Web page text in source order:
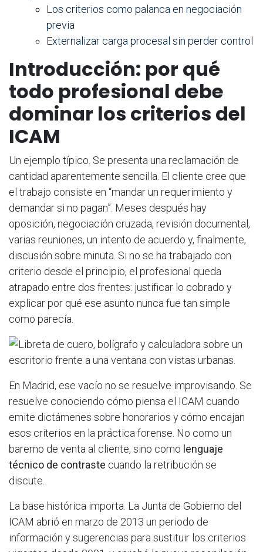
Los criterios como palanca en negociación
previa
Externalizar carga procesal sin perder control
Introducción: por qué
todo profesional debe
dominar los criterios del
ICAM
Un ejemplo típico. Se presenta una reclamación de
cantidad aparentemente sencilla. El cliente cree que
el trabajo consiste en “mandar un requerimiento y
demandar si no pagan”. Meses después hay
oposición, negociación cruzada, revisión documental,
varias reuniones, un intento de acuerdo y, finalmente,
discusión sobre minuta. Si no se ha trabajado con
criterio desde el principio, el profesional queda
atrapado entre dos frentes: justificar lo cobrado y
explicar por qué ese asunto nunca fue tan simple
como parecía.
En Madrid, ese vacío no se resuelve improvisando. Se
resuelve conociendo cómo piensa el ICAM cuando
emite dictámenes sobre honorarios y cómo encajan
esos criterios en la práctica forense. No como un
baremo de venta al cliente, sino como lenguaje
técnico de contraste cuando la retribución se
discute.
La base histórica importa. La Junta de Gobierno del
ICAM abrió en marzo de 2013 un periodo de
información y sugerencias para sustituir los criterios